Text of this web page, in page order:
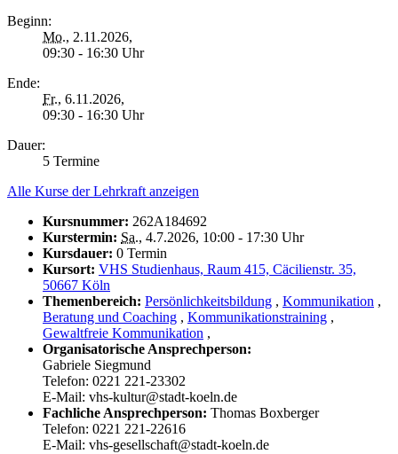
Beginn:
Mo., 2.11.2026,
09:30 - 16:30 Uhr
Ende:
Fr., 6.11.2026,
09:30 - 16:30 Uhr
Dauer:
5 Termine
Alle Kurse der Lehrkraft anzeigen
Kursnummer: 262A184692
Kurstermin: Sa., 4.7.2026, 10:00 - 17:30 Uhr
Kursdauer: 0 Termin
Kursort: VHS Studienhaus, Raum 415, Cäcilienstr. 35,
50667 Köln
Themenbereich: Persönlichkeitsbildung , Kommunikation ,
Beratung und Coaching , Kommunikationstraining ,
Gewaltfreie Kommunikation ,
Organisatorische Ansprechperson:
Gabriele Siegmund
Telefon: 0221 221-23302
E-Mail: vhs-kultur@stadt-koeln.de
Fachliche Ansprechperson: Thomas Boxberger
Telefon: 0221 221-22616
E-Mail: vhs-gesellschaft@stadt-koeln.de